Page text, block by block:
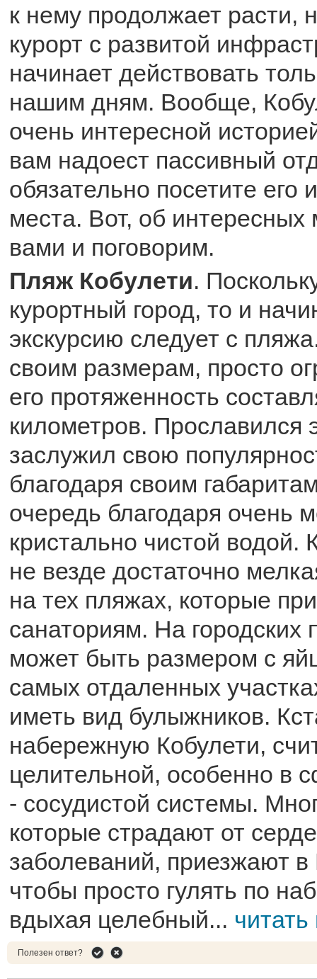
к нему продолжает расти,
курорт с развитой
начинает действовать
нашим дням. Вообще,
очень интересной
вам надоест пассивный
обязательно посетите его
места. Вот, об интересных
вами и поговорим.
Пляж Кобулети.
курортный город, то и
экскурсию следует с
своим размерам, просто
его протяженность
километров. Прославился
заслужил свою
благодаря своим
очередь благодаря очень
кристально чистой водой.
не везде достаточно
на тех пляжах, которые
санаториям. На городских
может быть размером с
самых отдаленных
иметь вид булыжников.
набережную Кобулети,
целительной, особенно в
- сосудистой системы.
которые страдают от
заболеваний, приезжают в
чтобы просто гулять по
вдыхая целебный...
Полезен ответ?